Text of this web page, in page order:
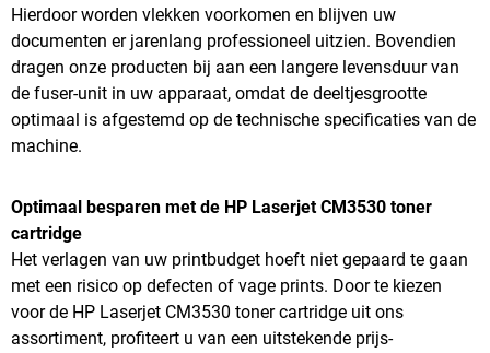
Hierdoor worden vlekken voorkomen en blijven uw
documenten er jarenlang professioneel uitzien. Bovendien
dragen onze producten bij aan een langere levensduur van
de fuser-unit in uw apparaat, omdat de deeltjesgrootte
optimaal is afgestemd op de technische specificaties van de
machine.
Optimaal besparen met de HP Laserjet CM3530 toner
cartridge
Het verlagen van uw printbudget hoeft niet gepaard te gaan
met een risico op defecten of vage prints. Door te kiezen
voor de HP Laserjet CM3530 toner cartridge uit ons
assortiment, profiteert u van een uitstekende prijs-